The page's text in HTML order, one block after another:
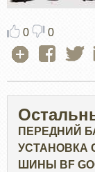
0 0
ПЕРЕДНИЙ
УСТАНОВКА
ШИНЫ BF